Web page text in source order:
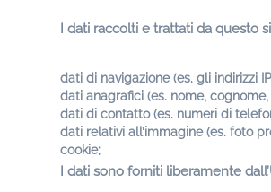
I dati raccolti e trattati da questo
dati di navigazione (es. gli indirizzi
dati anagrafici (es. nome,
dati di contatto (es. numeri di
dati relativi all’immagine (es. foto
cookie;
I dati sono forniti liberamente